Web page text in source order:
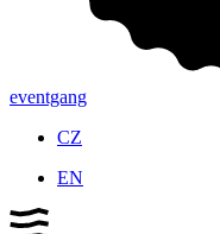
eventgang
CZ
EN